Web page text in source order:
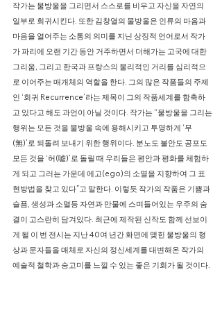
작가는 물방울을 그리면서 스스로를 비우고 자신을 자연의
일부로 회귀시킨다. 또한 김창열의 물방울은 인류의 마음과
마음을 열어주는 소통의 의미를 지닌 상징적 언어로서 작가
가 파리에 오랜 기간 동안 거주하면서 더해가는 고국에 대한
그리움, 그리고 한국과 프랑스의 물리적인 거리를 심리적으
로 이어주는 매개체의 역할을 한다. 그의 많은 작품들의 주제
인 ‘회귀 Recurrence’라는 제목이 그의 작품세계를 함축하
고 있다고 해도 과언이 아닐 것이다. 작가는 “물방울을 그리는
행위는 모든 것을 물방울 속에 용해시키고 투명하게 ‘무
(無)’로 되돌려 보내기 위한 행위이다. 분노도 불안도 공포도
모든 것을 ‘허(嘘)’로 돌릴 때 우리들은 평안과 평화를 체험하
게 되고 그러는 가운데 에고(ego)의 소멸을 지향하여 그 표
현방법을 찾고 있다”고 말한다. 이렇듯 작가의 작품은 기쁨과
슬픔, 생성과 소멸등 자연과 만물에 스며들어있는 우주의 숨
결이 고스란히 담겨있다. 최근에 제작된 신작도 함께 선보이
게 될 이 번 전시는 지난 40여 년간 화면에 맺힌 물방울의 형
상과 문자들을 매체로 자신의 정신세계를 대변해온 작가의
예술적 철학과 숭고미를 느낄 수 있는 좋은 기회가 될 것이다.